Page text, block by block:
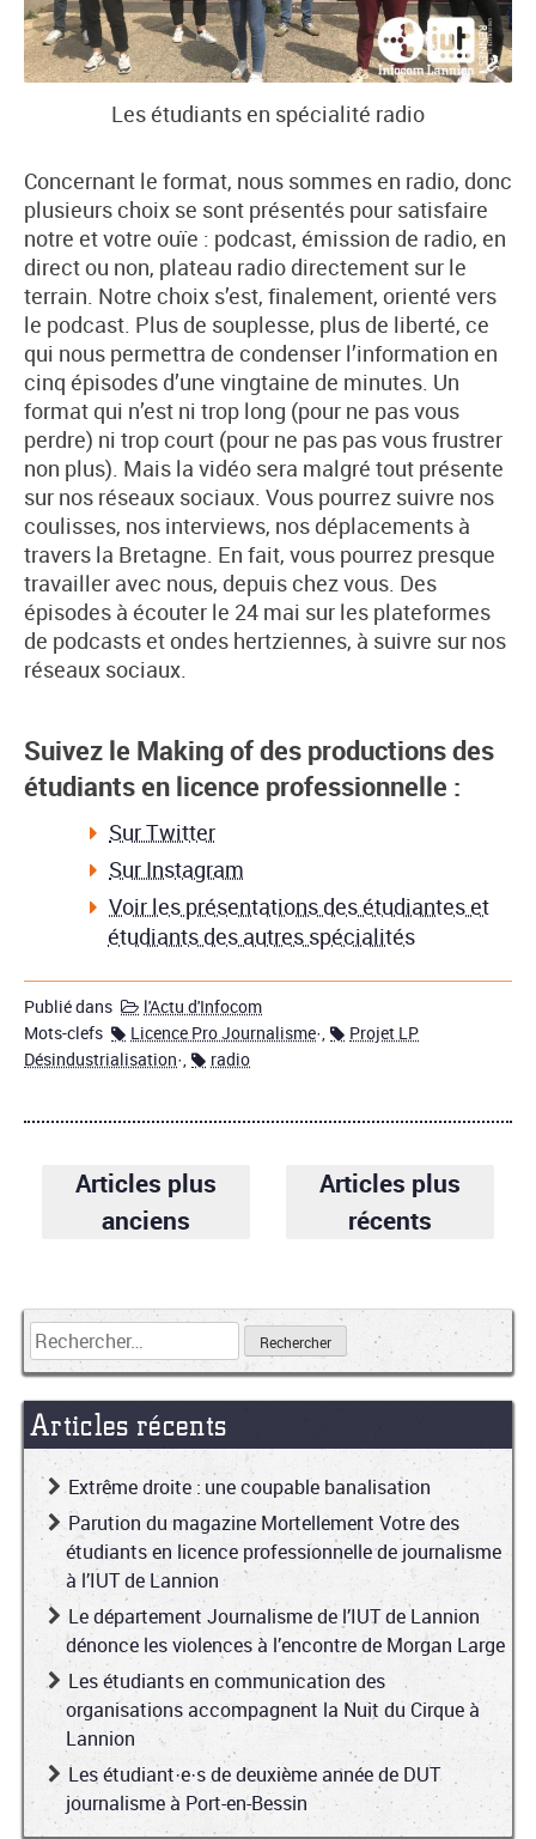
Les étudiants en spécialité radio
Concernant le format, nous sommes en radio, donc
plusieurs choix se sont présentés pour satisfaire
notre et votre ouïe : podcast, émission de radio, en
direct ou non, plateau radio directement sur le
terrain. Notre choix s’est, finalement, orienté vers
le podcast. Plus de souplesse, plus de liberté, ce
qui nous permettra de condenser l’information en
cinq épisodes d’une vingtaine de minutes. Un
format qui n’est ni trop long (pour ne pas vous
perdre) ni trop court (pour ne pas pas vous frustrer
non plus). Mais la vidéo sera malgré tout présente
sur nos réseaux sociaux. Vous pourrez suivre nos
coulisses, nos interviews, nos déplacements à
travers la Bretagne. En fait, vous pourrez presque
travailler avec nous, depuis chez vous. Des
épisodes à écouter le 24 mai sur les plateformes
de podcasts et ondes hertziennes, à suivre sur nos
réseaux sociaux.
Suivez le Making of des productions des
étudiants en licence professionnelle :
Sur Twitter
Sur Instagram
Voir les présentations des étudiantes et
étudiants des autres spécialités
Publié dans
l'Actu d'Infocom
Mots-clefs
Licence Pro Journalisme·,
Projet LP
Désindustrialisation·, radio
Articles plus
anciens
Articles plus
récents
Articles récents
Extrême droite : une coupable banalisation
Parution du magazine Mortellement Votre des
étudiants en licence professionnelle de journalisme
à l’IUT de Lannion
Le département Journalisme de l’IUT de Lannion
dénonce les violences à l’encontre de Morgan Large
Les étudiants en communication des
organisations accompagnent la Nuit du Cirque à
Lannion
Les étudiant·e·s de deuxième année de DUT
journalisme à Port-en-Bessin